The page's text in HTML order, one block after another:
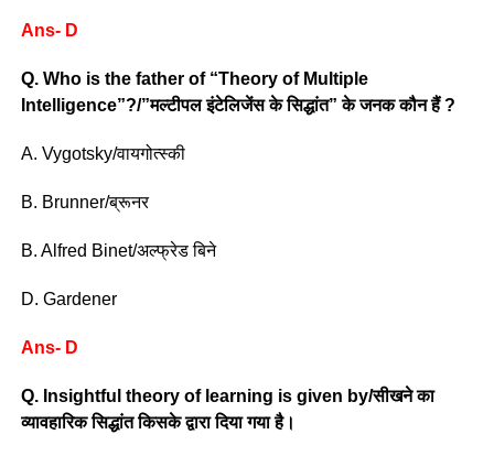
Ans- D
Q. Who is the father of “Theory of Multiple
Intelligence”?/”मल्टीपल इंटेलिजेंस के सिद्धांत” के जनक कौन हैं ?
A. Vygotsky/वायगोत्स्की
B. Brunner/ब्रूनर
B. Alfred Binet/अल्फ्रेड बिने
D. Gardener
Ans- D
Q. Insightful theory of learning is given by/सीखने का
व्यावहारिक सिद्धांत किसके द्वारा दिया गया है।